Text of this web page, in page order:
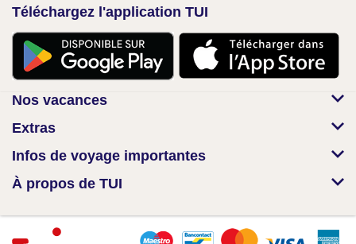
Téléchargez l'application TUI
Nos vacances
Extras
Infos de voyage importantes
À propos de TUI